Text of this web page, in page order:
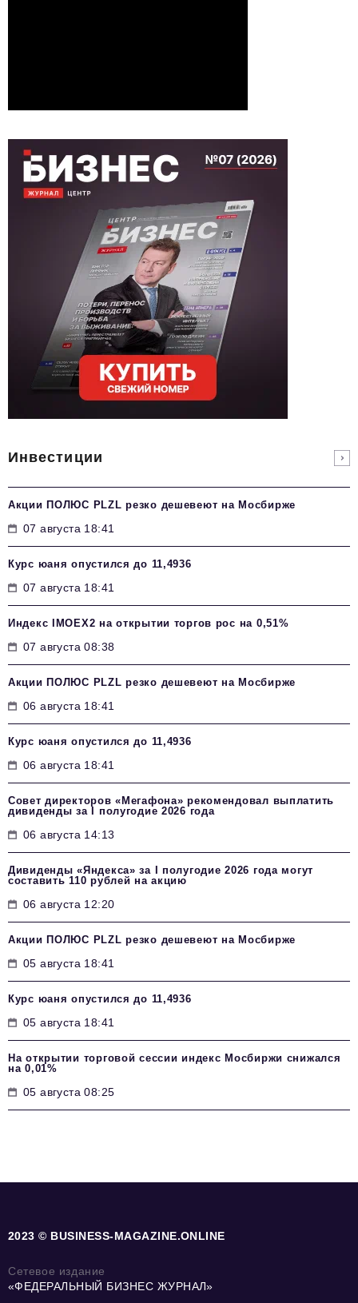
Инвестиции
Акции ПОЛЮС PLZL резко дешевеют на Мосбирже
07 августа 18:41
Курс юаня опустился до 11,4936
07 августа 18:41
Индекс IMOEX2 на открытии торгов рос на 0,51%
07 августа 08:38
Акции ПОЛЮС PLZL резко дешевеют на Мосбирже
06 августа 18:41
Курс юаня опустился до 11,4936
06 августа 18:41
Совет директоров «Мегафона» рекомендовал выплатить
дивиденды за I полугодие 2026 года
06 августа 14:13
Дивиденды «Яндекса» за I полугодие 2026 года могут
составить 110 рублей на акцию
06 августа 12:20
Акции ПОЛЮС PLZL резко дешевеют на Мосбирже
05 августа 18:41
Курс юаня опустился до 11,4936
05 августа 18:41
На открытии торговой сессии индекс Мосбиржи снижался
на 0,01%
05 августа 08:25
2023 © BUSINESS-MAGAZINE.ONLINE
Сетевое издание
«ФЕДЕРАЛЬНЫЙ БИЗНЕС ЖУРНАЛ»